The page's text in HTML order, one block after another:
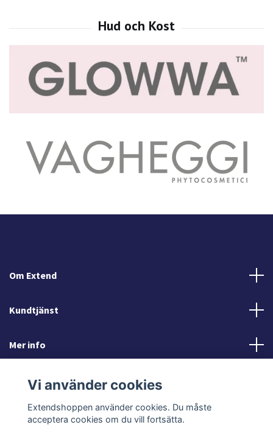
Om Extend
Kundtjänst
Mer info
Sociala medier
Vi använder cookies
Extendshoppen använder cookies. Du måste
acceptera cookies om du vill fortsätta.